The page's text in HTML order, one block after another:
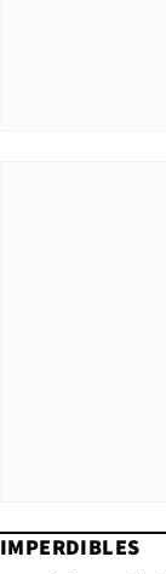
IMPERDIBLES